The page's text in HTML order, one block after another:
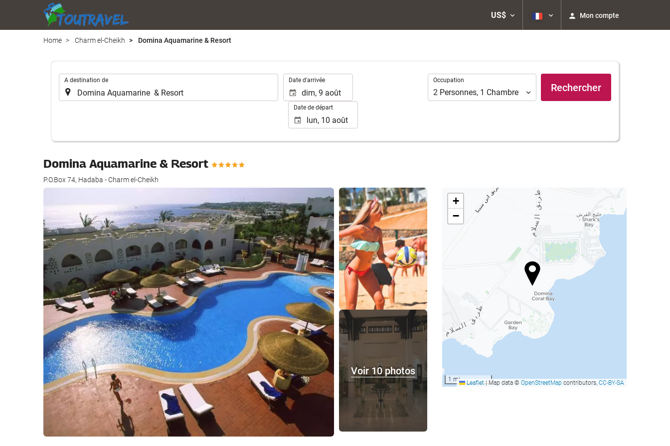
US$ Mon compte
Home Charm el-Cheikh Domina Aquamarine & Resort
A destination de Date d'arrivée
Date de départ
Occupation
Occupation
2 Personnes, 1 Chambre Rechercher
Domina Aquamarine & Resort
P.O.Box 74, Hadaba - Charm el-Cheikh
Voir 10 photos
Voir 10 photos
+
−
1 mi Leaflet |Map data © OpenStreetMap contributors, CC-BY-SA